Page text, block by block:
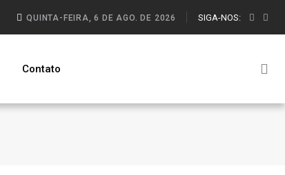
QUINTA-FEIRA, 6 DE AGO. DE 2026 SIGA-NOS:
Contato